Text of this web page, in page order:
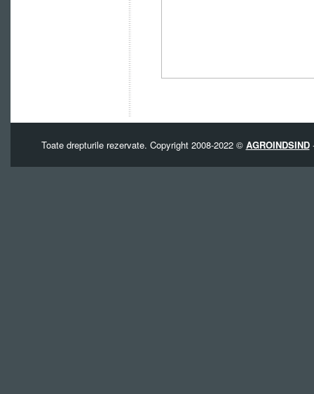
Toate drepturile rezervate. Copyright 2008-2022 © AGROINDSIND